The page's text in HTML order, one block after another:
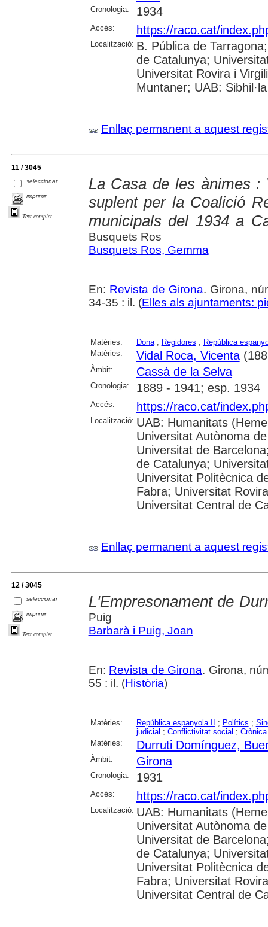
Cronologia: 1934
Accés: https://raco.cat/
Localització: B. Pública de
de Catalunya;
Universitat Rovira i
Muntaner; UAB: Sibhil·la
Enllaç permanent a aquest
11 / 3045
seleccionar
imprimir
Text complet
La Casa de les ànimes :
suplent per la Coalició
municipals del 1934 a
Busquets Ros
Busquets Ros, Gemma
En: Revista de Girona. Girona,
34-35 : il. (Elles als ajuntaments:
Matèries: Dona; Regidores ; República
Matèries:
Vidal Roca, Vicenta
Àmbit: Cassà de la Selva
Cronologia: 1889 - 1941; esp. 1934
Accés: https://raco.cat/
Localització: UAB: Humanitats
Universitat Autònoma
Universitat de
de Catalunya;
Universitat Politècnica
Fabra; Universitat
Universitat Central de
Enllaç permanent a aquest
12 / 3045
seleccionar
imprimir
Text complet
L'Empresonament de
Puig
Barbarà i Puig, Joan
En: Revista de Girona. Girona,
55 : il. (Història)
Matèries: República espanyola II ; Polítics ;
judicial ; Conflictivitat social ; Crònica
Matèries:
Durruti Domínguez,
Àmbit: Girona
Cronologia: 1931
Accés: https://raco.cat/
Localització: UAB: Humanitats
Universitat Autònoma
Universitat de
de Catalunya;
Universitat Politècnica
Fabra; Universitat
Universitat Central de